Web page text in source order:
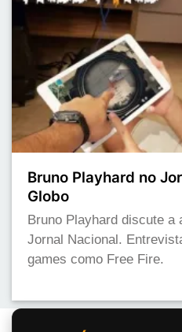
Bruno Playhard no
Globo
Bruno Playhard discute a
Jornal Nacional.
games como Free Fire.